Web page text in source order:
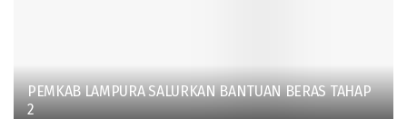
PEMKAB LAMPURA SALURKAN BANTUAN BERAS TAHAP
2